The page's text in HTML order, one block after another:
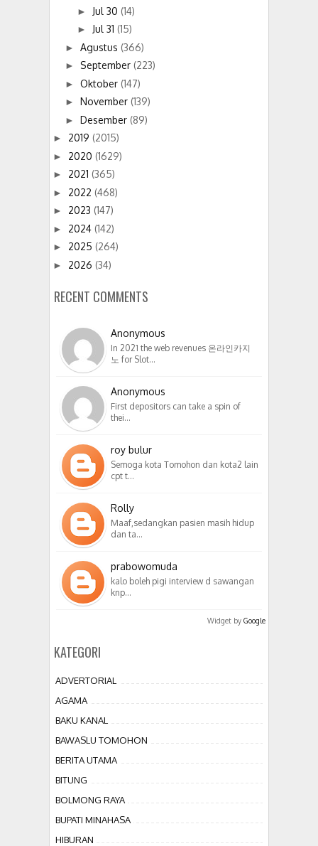
► Jul 30 (14)
► Jul 31 (15)
► Agustus (366)
► September (223)
► Oktober (147)
► November (139)
► Desember (89)
► 2019 (2015)
► 2020 (1629)
► 2021 (365)
► 2022 (468)
► 2023 (147)
► 2024 (142)
► 2025 (264)
► 2026 (34)
RECENT COMMENTS
Anonymous
In 2021 the web revenues 온라인카지
노 for Slot…
Anonymous
First depositors can take a spin of
thei…
roy bulur
Semoga kota Tomohon dan kota2 lain
cpt t…
Rolly
Maaf,sedangkan pasien masih hidup
dan ta…
prabowomuda
kalo boleh pigi interview d sawangan
knp…
Widget by Google
KATEGORI
ADVERTORIAL
AGAMA
BAKU KANAL
BAWASLU TOMOHON
BERITA UTAMA
BITUNG
BOLMONG RAYA
BUPATI MINAHASA
HIBURAN